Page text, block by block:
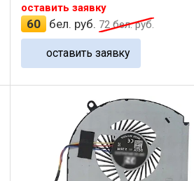
оставить заявку
60 бел. руб. 72бел. руб.
оставить заявку